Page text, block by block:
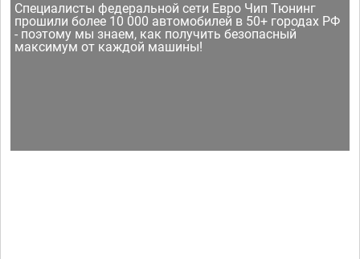
Специалисты федеральной сети Евро Чип Тюнинг
прошили более 10 000 автомобилей в 50+ городах РФ
- поэтому мы знаем, как получить безопасный
максимум от каждой машины!